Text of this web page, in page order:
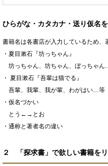
ひらがな・カタカナ・送り仮名
書籍名は各書店が入力しているため、
・夏目漱石『坊っちゃん』
坊っちゃん、坊ちゃん、ぼっちゃ
・ 夏目漱石『吾輩は猫でる』
吾輩、我輩、我が輩、わがはい…等
・仮名づかい
とう←→とお
・通称と著者名の違い
２ 「探求書」で欲しい書籍を